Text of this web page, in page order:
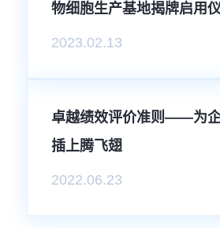
物细胞生产基地揭牌启用
式...
2023.02.13
卓越绩效评价准则——为
插上腾飞翅
2022.06.23